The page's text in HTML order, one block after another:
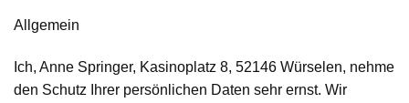
Allgemein
Ich, Anne Springer, Kasinoplatz 8, 52146 Würselen, nehme
den Schutz Ihrer persönlichen Daten sehr ernst. Wir